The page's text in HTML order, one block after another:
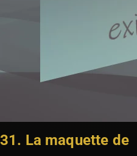
31. La maquette de